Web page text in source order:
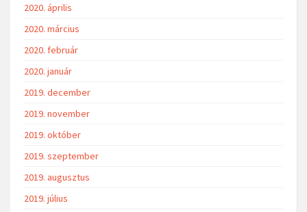
2020. április
2020. március
2020. február
2020. január
2019. december
2019. november
2019. október
2019. szeptember
2019. augusztus
2019. július